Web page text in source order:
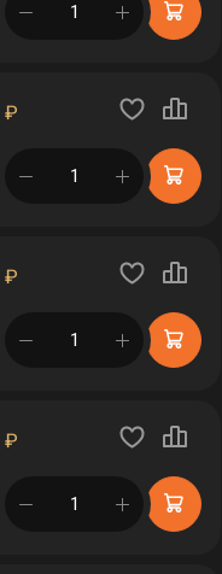
в корзине
₽
в корзине
₽
в корзине
₽
в корзине